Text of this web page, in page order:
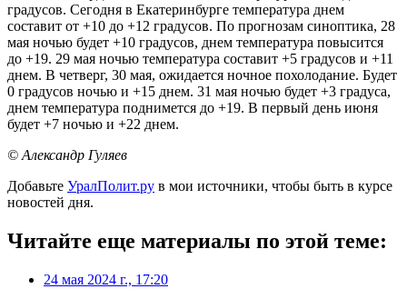
градусов. Сегодня в Екатеринбурге температура днем
составит от +10 до +12 градусов. По прогнозам синоптика, 28
мая ночью будет +10 градусов, днем температура повысится
до +19. 29 мая ночью температура составит +5 градусов и +11
днем. В четверг, 30 мая, ожидается ночное похолодание. Будет
0 градусов ночью и +15 днем. 31 мая ночью будет +3 градуса,
днем температура поднимется до +19. В первый день июня
будет +7 ночью и +22 днем.
© Александр Гуляев
Добавьте УралПолит.ру в мои источники, чтобы быть в курсе
новостей дня.
Читайте еще материалы по этой теме:
24 мая 2024 г., 17:20